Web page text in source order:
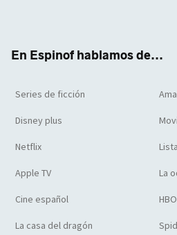
En Espinof hablamos de...
Series de ficción
Disney plus
Netflix
Apple TV La
Cine español
La casa del dragón